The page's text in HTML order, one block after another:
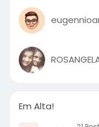
Em Alta!